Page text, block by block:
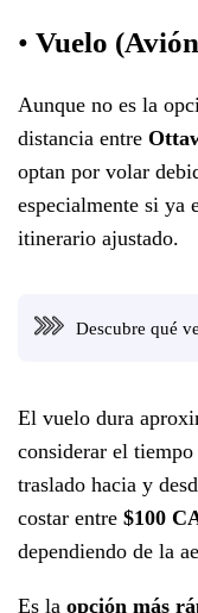
• Vuelo
Aunque no es la
distancia entre
optan por volar
especialmente si ya
itinerario ajustado.
Descubre qué
El vuelo dura
considerar el
traslado hacia y
costar entre $100
dependiendo de la
Es la opción más